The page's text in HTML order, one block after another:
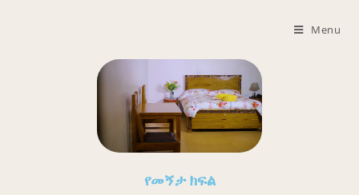
Menu
የመኝታ ክፍል